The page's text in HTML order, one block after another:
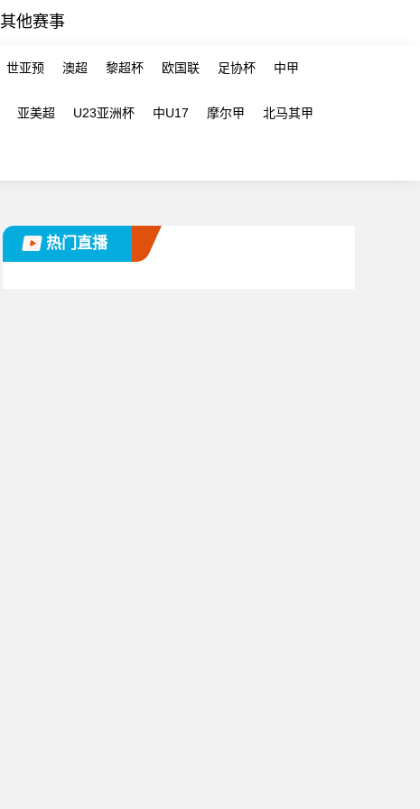
其他赛事
世亚预 澳超 黎超杯 欧国联 足协杯 中甲
亚美超 U23亚洲杯 中U17 摩尔甲 北马其甲
热门直播